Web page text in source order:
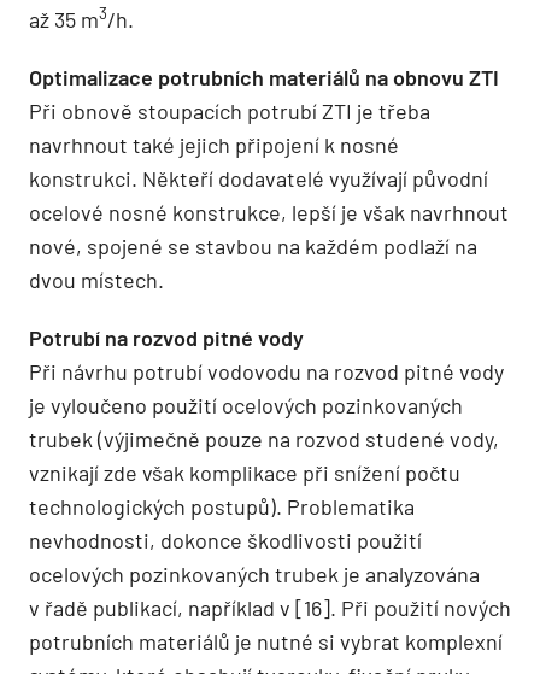
až 35 m3/h.
Optimalizace potrubních materiálů na obnovu ZTI
Při obnově stoupacích potrubí ZTI je třeba
navrhnout také jejich připojení k nosné
konstrukci. Někteří dodavatelé využívají původní
ocelové nosné konstrukce, lepší je však navrhnout
nové, spojené se stavbou na každém podlaží na
dvou místech.
Potrubí na rozvod pitné vody
Při návrhu potrubí vodovodu na rozvod pitné vody
je vyloučeno použití ocelových pozinkovaných
trubek (výjimečně pouze na rozvod studené vody,
vznikají zde však komplikace při snížení počtu
technologických postupů). Problematika
nevhodnosti, dokonce škodlivosti použití
ocelových pozinkovaných trubek je analyzována
v řadě publikací, například v [16]. Při použití nových
potrubních materiálů je nutné si vybrat komplexní